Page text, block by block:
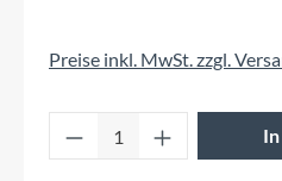
Preise inkl. MwSt. zzgl.
Produkt Anzahl: